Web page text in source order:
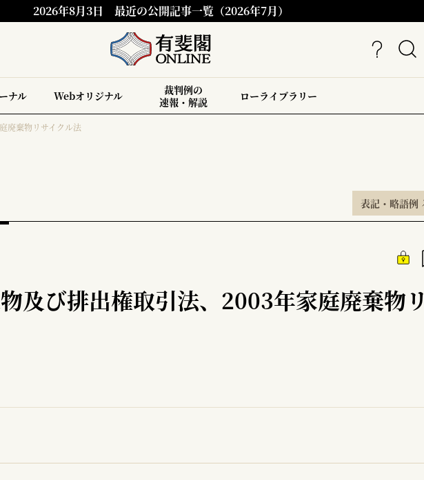
2026年8月3日 最近の公開記事一覧（2026年7月）
ナル Webオリジナル
裁判例の
速報・解説
ローライブラリー
廃棄物リサイクル法
表記・略語例
及び排出権取引法、2003年家庭廃棄物リ